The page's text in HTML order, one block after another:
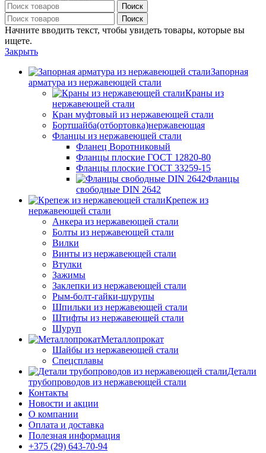
Поиск
Поиск
Начните вводить текст, чтобы увидеть товары, которые вы
ищете.
Закрыть
Запорная
арматура из нержавеющей стали
Краны из
нержавеющей стали
Кран муфтовый из нержавеющей стали
Бортшайба(отбортовка)нержавеющая
Фланцы из нержавеющей стали
Фланец Воротниковый
Фланцы плоские ГОСТ 12820-80
Фланцы плоские ГОСТ 33259-15
Фланцы
свободные DIN 2642
Крепеж из
нержавеющей стали
Анкера из нержавеющей стали
Болты из нержавеющей стали
Вилки
Винты из нержавеющей стали
Втулки
Зажимы
Заклепки из нержавеющей стали
Рым-болт-гайки-шурупы
Шпильки из нержавеющей стали
Штифты из нержавеющей стали
Шуруп
Металлопрокат
Шайбы из нержавеющей стали
Спецсплавы
Детали
трубопроводов из нержавеющей стали
Контакты
Новости и акции
О компании
Оплата и доставка
Полезная информация
+375 (29) 643-70-94